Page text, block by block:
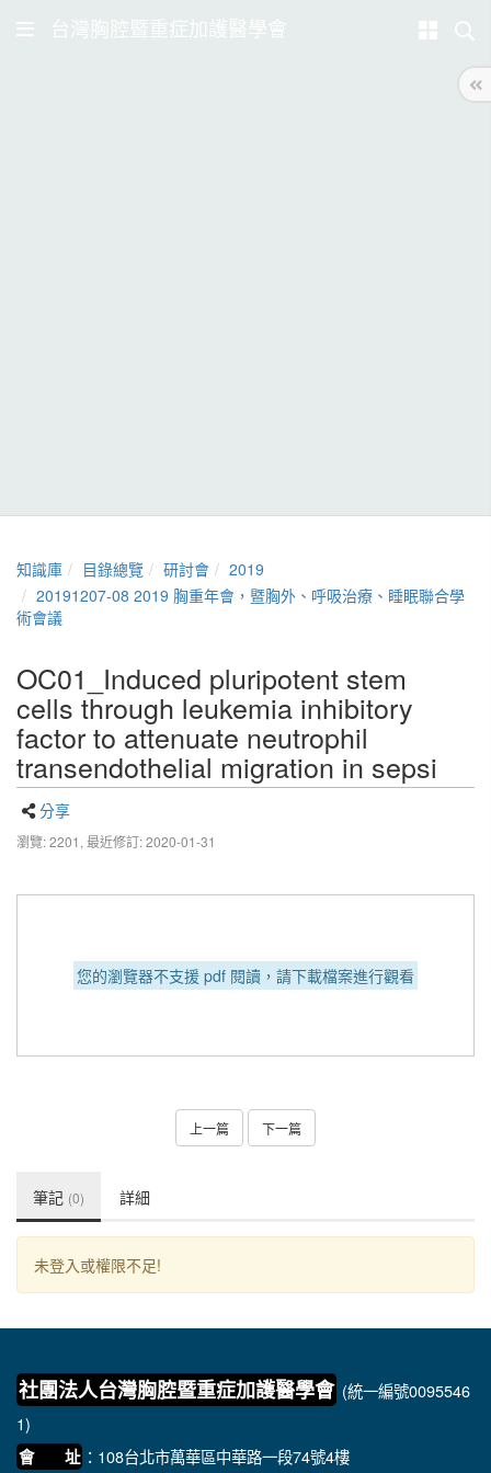
台灣胸腔暨重症加護醫學會
知識庫 目錄總覽 研討會
2019
20191207-08 2019 胸重年會，暨胸外、呼吸治療、睡眠聯合學
術會議
OC01_Induced pluripotent stem
cells through leukemia inhibitory
factor to attenuate neutrophil
transendothelial migration in sepsi
分享
瀏覽: 2201, 最近修訂: 2020-01-31
您的瀏覽器不支援 pdf 閱讀，請下載檔案進行觀看
上一篇 下一篇
筆記 (0) 詳細
未登入或權限不足!
社團法人台灣胸腔暨重症加護醫學會 (統一編號0095546
1)
會 址 ：108台北市萬華區中華路一段74號4樓